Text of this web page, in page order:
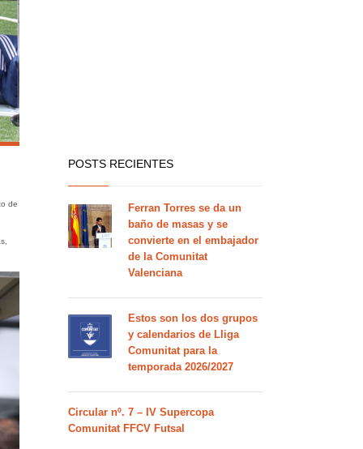
de
POSTS RECIENTES
Ferran Torres se da un
baño de masas y se
convierte en el embajador
de la Comunitat
Valenciana
Estos son los dos grupos
y calendarios de Lliga
Comunitat para la
temporada 2026/2027
Circular nº. 7 – IV Supercopa
Comunitat FFCV Futsal